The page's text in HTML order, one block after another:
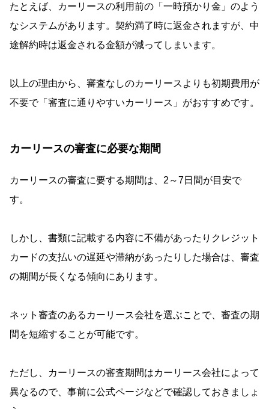
たとえば、カーリースの利用前の「一時預かり金」のよう
なシステムがあります。契約満了時に返金されますが、中
途解約時は返金される金額が減ってしまいます。
以上の理由から、審査なしのカーリースよりも初期費用が
不要で「審査に通りやすいカーリース」がおすすめです。
カーリースの審査に必要な期間
カーリースの審査に要する期間は、2～7日間が目安で
す。
しかし、書類に記載する内容に不備があったりクレジット
カードの支払いの遅延や滞納があったりした場合は、審査
の期間が長くなる傾向にあります。
ネット審査のあるカーリース会社を選ぶことで、審査の期
間を短縮することが可能です。
ただし、カーリースの審査期間はカーリース会社によって
異なるので、事前に公式ページなどで確認しておきましょ